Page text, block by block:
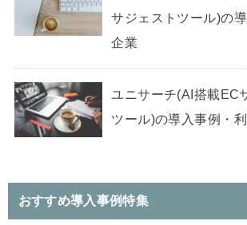
サジェストツール)の
企業
ユニサーチ(AI搭載EC
ツール)の導入事例・
おすすめ導入事例特集